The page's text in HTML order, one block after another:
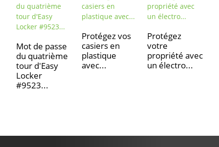
Mot de passe
du quatrième
tour d'Easy
Locker
#9523...
Protégez vos
casiers en
plastique
avec...
Protégez
votre
propriété avec
un électro...